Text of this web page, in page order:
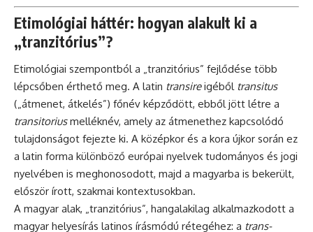
Etimológiai háttér: hogyan alakult ki a
„tranzitórius”?
Etimológiai szempontból a „tranzitórius” fejlődése több
lépcsőben érthető meg. A latin transireigéből transitus
(„átmenet, átkelés”) főnév képződött, ebből jött létre a
transitoriusmelléknév, amely az átmenethez kapcsolódó
tulajdonságot fejezte ki. A középkor és a kora újkor során ez
a latin forma különböző európai nyelvek tudományos és jogi
nyelvében is meghonosodott, majd a magyarba is bekerült,
először írott, szakmai kontextusokban.
A magyar alak, „tranzitórius”, hangalakilag alkalmazkodott a
magyar helyesírás latinos írásmódú rétegéhez: a trans-